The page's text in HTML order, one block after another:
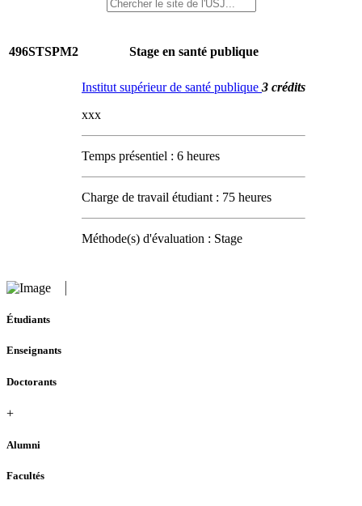
496STSPM2 Stage en santé publique
Institut supérieur de santé publique 3 crédits
xxx
Temps présentiel : 6 heures
Charge de travail étudiant : 75 heures
Méthode(s) d'évaluation : Stage
Étudiants
Enseignants
Doctorants
+
Alumni
Facultés